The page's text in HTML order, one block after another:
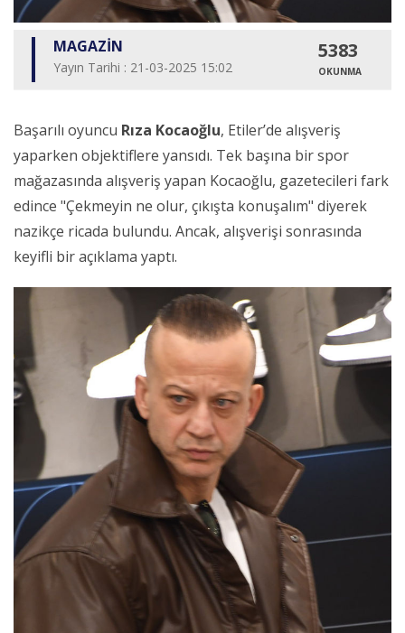
MAGAZİN
Yayın Tarihi : 21-03-2025 15:02
5383
OKUNMA
Başarılı oyuncu Rıza Kocaoğlu, Etiler’de alışveriş
yaparken objektiflere yansıdı. Tek başına bir spor
mağazasında alışveriş yapan Kocaoğlu, gazetecileri fark
edince "Çekmeyin ne olur, çıkışta konuşalım" diyerek
nazikçe ricada bulundu. Ancak, alışverişi sonrasında
keyifli bir açıklama yaptı.